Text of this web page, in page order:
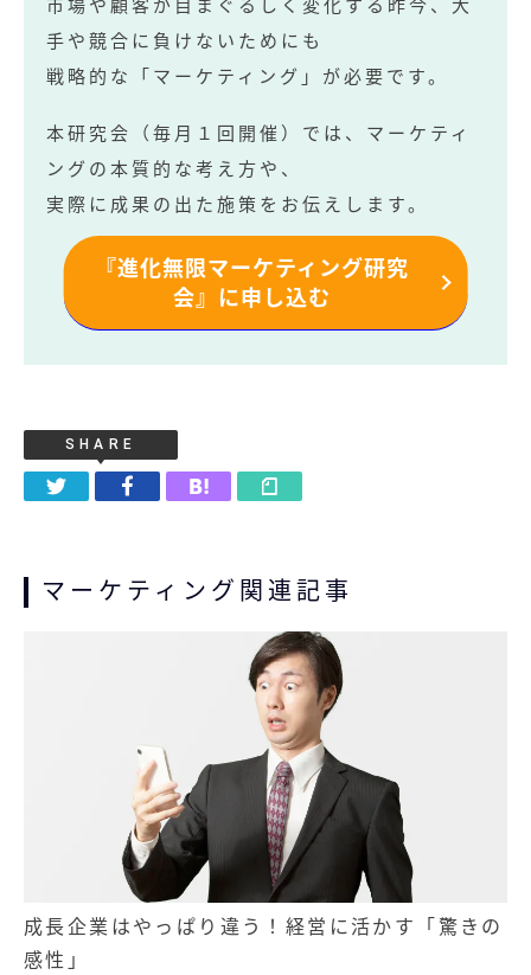
記事
無料お役立ち資料
経営セミナー
手や競合に負けないためにも
戦略的な「マーケティング」が必要です。
本研究会（毎月１回開催）では、マーケティ
ングの本質的な考え方や、
実際に成果の出た施策をお伝えします。
『進化無限マーケティング研究
会』に申し込む
SHARE
マーケティング関連記事
成長企業はやっぱり違う！経営に活かす「驚きの
感性」